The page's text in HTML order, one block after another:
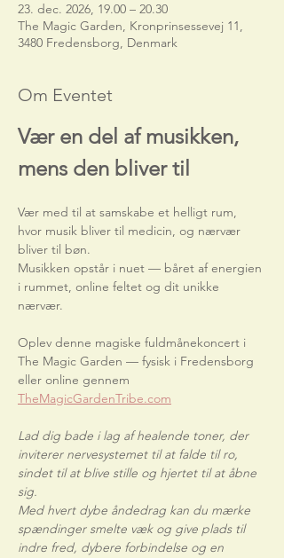
23. dec. 2026, 19.00 – 20.30
The Magic Garden, Kronprinsessevej 11,
3480 Fredensborg, Denmark
Om Eventet
Vær en del af musikken,
mens den bliver til
Vær med til at samskabe et helligt rum,
hvor musik bliver til medicin, og nærvær
bliver til bøn.
Musikken opstår i nuet — båret af energien
i rummet, online feltet og dit unikke
nærvær.
Oplev denne magiske fuldmånekoncert i
The Magic Garden — fysisk i Fredensborg
eller online gennem
TheMagicGardenTribe.com
Lad dig bade i lag af healende toner, der
inviterer nervesystemet til at falde til ro,
sindet til at blive stille og hjertet til at åbne
sig.
Med hvert dybe åndedrag kan du mærke
spændinger smelte væk og give plads til
indre fred, dybere forbindelse og en